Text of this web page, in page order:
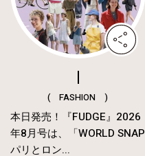
( FASHION )
本日発売！『FUDGE』2026
年8月号は、「WORLD SNAP
パリとロン...